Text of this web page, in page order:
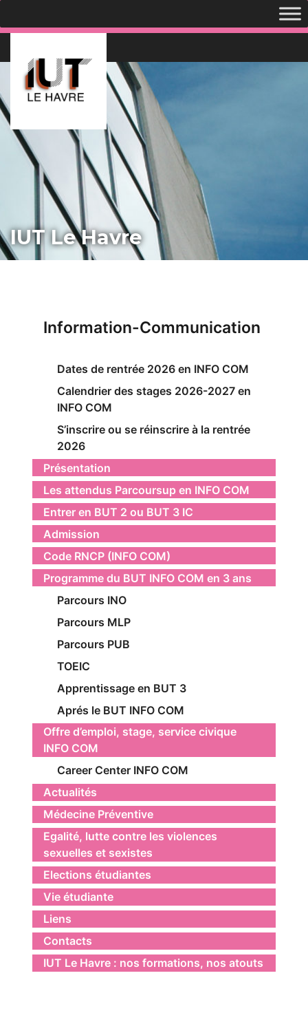
IUT Le Havre
Information-Communication
Dates de rentrée 2026 en INFO COM
Calendrier des stages 2026-2027 en
INFO COM
S’inscrire ou se réinscrire à la rentrée
2026
Présentation
Les attendus Parcoursup en INFO COM
Entrer en BUT 2 ou BUT 3 IC
Admission
Code RNCP (INFO COM)
Programme du BUT INFO COM en 3 ans
Parcours INO
Parcours MLP
Parcours PUB
TOEIC
Apprentissage en BUT 3
Aprés le BUT INFO COM
Offre d’emploi, stage, service civique
INFO COM
Career Center INFO COM
Actualités
Médecine Préventive
Egalité, lutte contre les violences
sexuelles et sexistes
Elections étudiantes
Vie étudiante
Liens
Contacts
IUT Le Havre : nos formations, nos atouts